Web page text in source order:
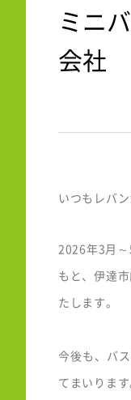
ミニ
会社
いつもレバ
2026年3月
もと、伊達
たします。
今後も、バ
てまいります